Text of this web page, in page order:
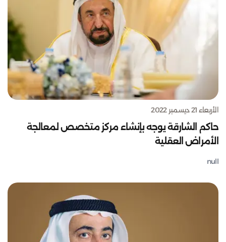
الأربعاء 21 ديسمبر 2022
حاكم الشارقة يوجه بإنشاء مركز متخصص لمعالجة
الأمراض العقلية
null